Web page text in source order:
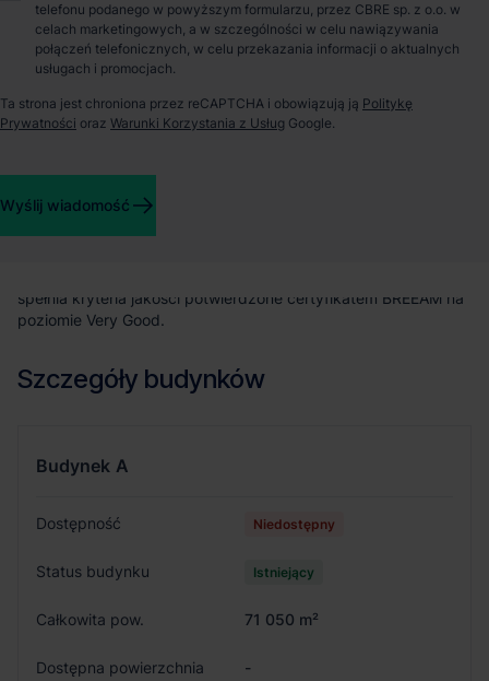
Panattoni Park Ruda Śląska III to kolejne centrum
dystrybucyjne firmy zlokalizowane na Górnym Śląsku, którego
potencjał logistyczny i produkcyjny jest już od wielu lat
doceniany zarówno przez krajowych przedsiębiorców, jak i
zagranicznych inwestorów. Lokalizacja parku zapewnia dostęp
klientów z różnych branż. Oferuje elastyczne warunki
kształtowania modułów magazynowych i biurowych zgodnie z
spełnia kryteria jakości potwierdzone certyfikatem BREEAM na
poziomie Very Good.
Szczegóły budynków
Budynek A
Dostępność Niedostępny
Status budynku Istniejący
Całkowita pow. 71 050 m²
Dostępna powierzchnia -
telefonu podanego w powyższym formularzu, przez CBRE sp. z o.o. w
celach marketingowych, a w szczególności w celu nawiązywania
połączeń telefonicznych, w celu przekazania informacji o aktualnych
usługach i promocjach.
Ta strona jest chroniona przez reCAPTCHA i obowiązują ją Politykę
Prywatności oraz Warunki Korzystania z Usług Google.
Wyślij wiadomość